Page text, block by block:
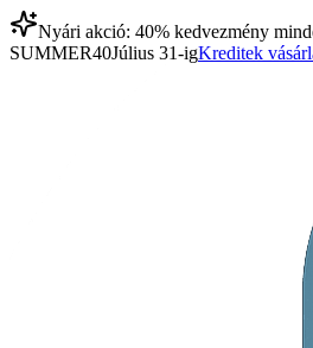
Nyári akció: 40% kedvezmény
SUMMER40Július 31-igKreditek